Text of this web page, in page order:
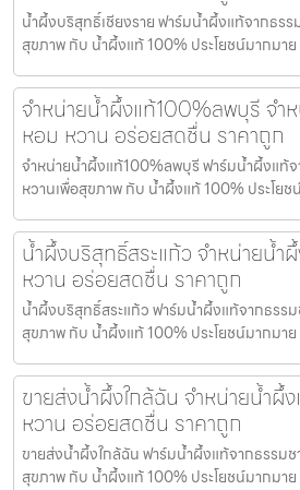
น้ำผึ้งบริสุทธิ์เชียงราย ฟาร์มน้ำผึ้งแท้จากธร
สุขภาพ กับ น้ำผึ้งแท้ 100% ประโยชน์มากมา
จำหน่ายน้ำผึ้งแท้100%ลพบุรี จำ
หอม หวาน อร่อยสดชื่น ราคาถูก
จำหน่ายน้ำผึ้งแท้100%ลพบุรี ฟาร์มน้ำผึ้งแท้
หวานเพื่อสุขภาพ กับ น้ำผึ้งแท้ 100% ประโยช
น้ำผึ้งบริสุทธิ์สระแก้ว จำหน่ายน้ำ
หวาน อร่อยสดชื่น ราคาถูก
น้ำผึ้งบริสุทธิ์สระแก้ว ฟาร์มน้ำผึ้งแท้จากธรร
สุขภาพ กับ น้ำผึ้งแท้ 100% ประโยชน์มากมาย
ขายส่งน้ำผึ้งใกล้ฉัน จำหน่ายน้ำผึ้
หวาน อร่อยสดชื่น ราคาถูก
ขายส่งน้ำผึ้งใกล้ฉัน ฟาร์มน้ำผึ้งแท้จากธรรม
สุขภาพ กับ น้ำผึ้งแท้ 100% ประโยชน์มากมา